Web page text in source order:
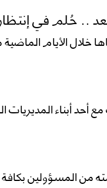
.. حُلم في
خلال الأيام
أحد أبناء
من المسؤولين